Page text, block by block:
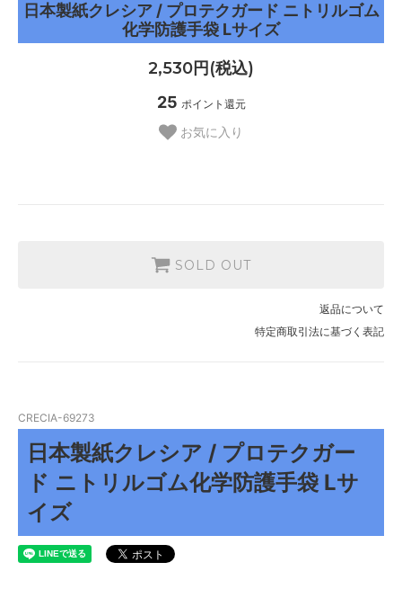
日本製紙クレシア / プロテクガード ニトリルゴム
化学防護手袋 Lサイズ
2,530円(税込)
25 ポイント還元
お気に入り
SOLD OUT
返品について
特定商取引法に基づく表記
CRECIA-69273
日本製紙クレシア / プロテクガー
ド ニトリルゴム化学防護手袋 Lサ
イズ